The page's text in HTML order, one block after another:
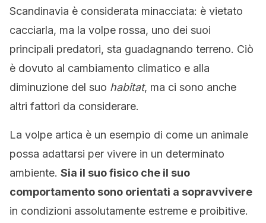
Scandinavia è considerata minacciata: è vietato
cacciarla, ma la volpe rossa, uno dei suoi
principali predatori, sta guadagnando terreno. Ciò
è dovuto al cambiamento climatico e alla
diminuzione del suo habitat, ma ci sono anche
altri fattori da considerare.
La volpe artica è un esempio di come un animale
possa adattarsi per vivere in un determinato
ambiente. Sia il suo fisico che il suo
comportamento sono orientati a sopravvivere
in condizioni assolutamente estreme e proibitive.